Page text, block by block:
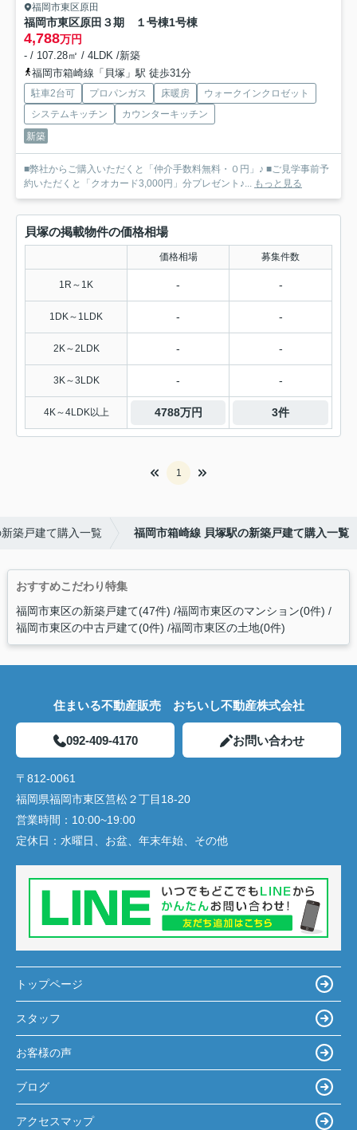
福岡市東区原田
福岡市東区原田３期 １号棟1号棟
4,788万円
- / 107.28㎡ / 4LDK /新築
福岡市箱崎線「貝塚」駅 徒歩31分
駐車2台可 プロパンガス 床暖房
ウォークインクロゼット
システムキッチン
カウンターキッチン
新築
■弊社からご購入いただくと「仲介手数料無料・０円」♪ ■ご見学事前予
約いただくと「クオカード3,000円」分プレゼント♪... もっと見る
貝塚の掲載物件の価格相場
価格相場 募集件数
1R～1K - -
1DK～1LDK - -
2K～2LDK - -
3K～3LDK - -
4K～4LDK以上 4788万円 3件
1
築戸建て購入一覧 福岡市箱崎線 貝塚駅の新築戸建て購入一覧
おすすめこだわり特集
福岡市東区の新築戸建て(47件) 福岡市東区のマンション(0件)
福岡市東区の中古戸建て(0件) 福岡市東区の土地(0件)
住まいる不動産販売 おちいし不動産株式会社
092-409-4170 お問い合わせ
〒812-0061
福岡県福岡市東区筥松２丁目18-20
営業時間： 10:00~19:00
定休日： 水曜日、お盆、年末年始、その他
トップページ
スタッフ
お客様の声
ブログ
アクセスマップ